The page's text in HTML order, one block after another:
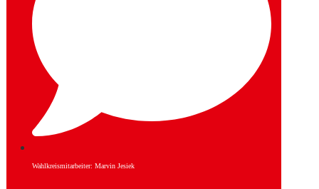
Wahlkreismitarbeiter: Marvin Jesiek